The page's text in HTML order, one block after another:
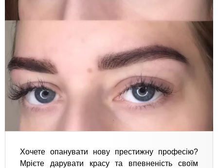
Хочете опанувати нову престижну професію?
Мрієте дарувати красу та впевненість своїм